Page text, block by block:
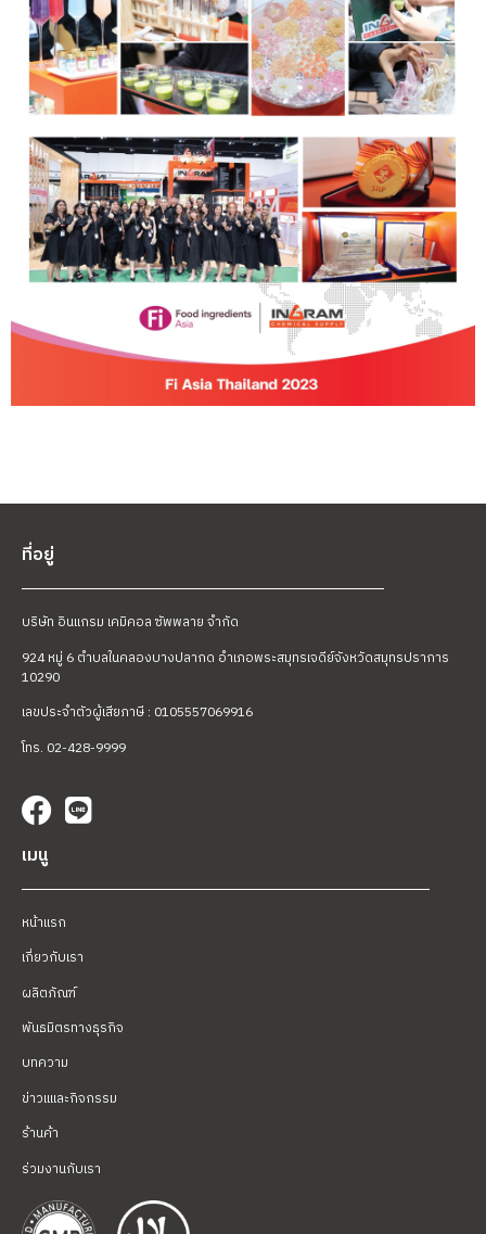
ที่อยู่
บริษัท อินแกรม เคมิคอล ซัพพลาย จำกัด
924 หมู่ 6 ตำบลในคลองบางปลากด อำเภอพระสมุทรเจดีย์จังหวัดสมุทรปราการ
10290
เลขประจำตัวผู้เสียภาษี : 0105557069916
โทร. 02-428-9999
เมนู
หน้าแรก
เกี่ยวกับเรา
ผลิตภัณฑ์
พันธมิตรทางธุรกิจ
บทความ
ข่าวแและกิจกรรม
ร้านค้า
ร่วมงานกับเรา